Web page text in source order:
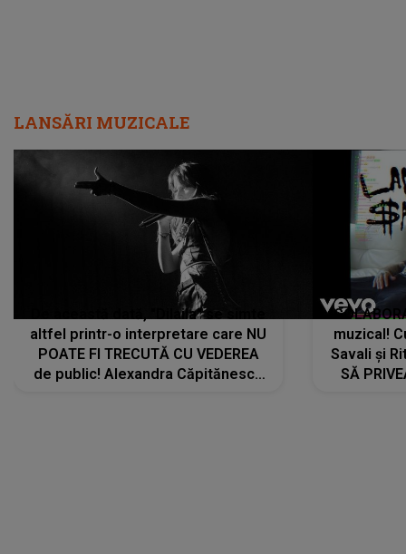
LANSĂRI MUZICALE
De această dată, "Dilaila" se simte
altfel printr-o interpretare care NU
POATE FI TRECUTĂ CU VEDEREA
de public! Alexandra Căpitănescu
muzical!
Savali și
SĂ